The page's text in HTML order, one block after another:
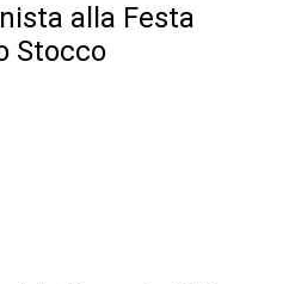
alla Festa
Stocco